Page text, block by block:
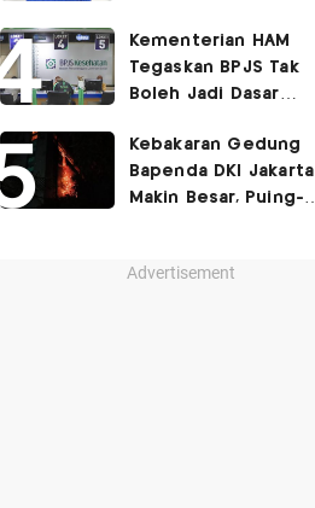
Kementerian HAM
Tegaskan BPJS Tak
Boleh Jadi Dasar
Layanan Kesehatan
Kebakaran Gedung
Bapenda DKI Jakarta
Makin Besar, Puing-
Advertisement